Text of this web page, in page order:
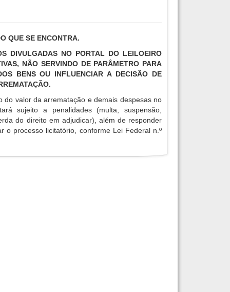
QUE SE ENCONTRA.
DIVULGADAS NO PORTAL DO LEILOEIRO
NÃO SERVINDO DE PARÂMETRO PARA
BENS OU INFLUENCIAR A DECISÃO DE
do valor da arrematação e demais despesas no
sujeito a penalidades (multa, suspensão,
do direito em adjudicar), além de responder
o processo licitatório, conforme Lei Federal n.º